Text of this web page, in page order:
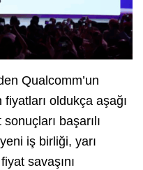
Qualcomm’un
oldukça aşağı
başarılı
iş birliği, yarı
savaşını